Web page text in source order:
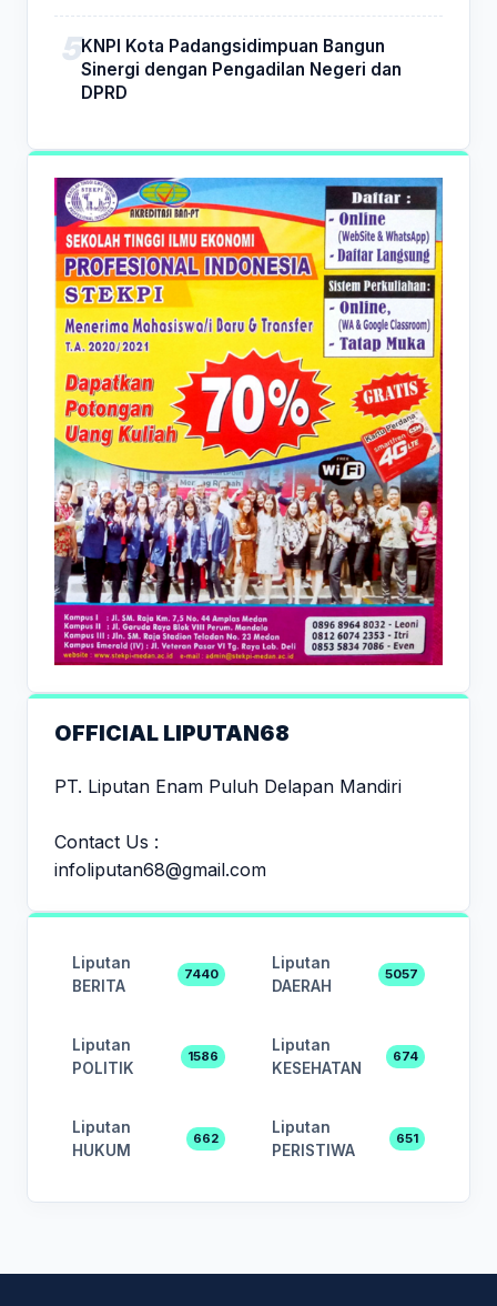
KNPI Kota Padangsidimpuan Bangun
Sinergi dengan Pengadilan Negeri dan
DPRD
OFFICIAL LIPUTAN68
PT. Liputan Enam Puluh Delapan Mandiri
Contact Us :
infoliputan68@gmail.com
Liputan
BERITA
7440
Liputan
DAERAH
5057
Liputan
POLITIK
1586
Liputan
KESEHATAN
674
Liputan
HUKUM
662
Liputan
PERISTIWA
651